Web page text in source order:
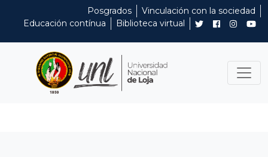
Posgrados
Vinculación con la sociedad
Educación contínua
Biblioteca virtual